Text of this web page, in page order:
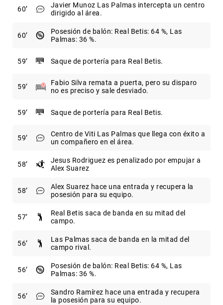
60
Javier Munoz Las Palmas intercepta un centro
dirigido al área.
60
Posesión de balón: Real Betis: 64 %, Las
Palmas: 36 %.
59 Saque de portería para Real Betis.
59
Fabio Silva remata a puerta, pero su disparo
no es preciso y sale desviado.
59 Saque de portería para Real Betis.
59
Centro de Viti Las Palmas que llega con éxito a
un compañero en el área.
58
Jesus Rodriguez es penalizado por empujar a
Alex Suarez
58
Alex Suarez hace una entrada y recupera la
posesión para su equipo.
57
Real Betis saca de banda en su mitad del
campo.
56
Las Palmas saca de banda en la mitad del
campo rival.
56
Posesión de balón: Real Betis: 64 %, Las
Palmas: 36 %.
56
Sandro Ramírez hace una entrada y recupera
la posesión para su equipo.